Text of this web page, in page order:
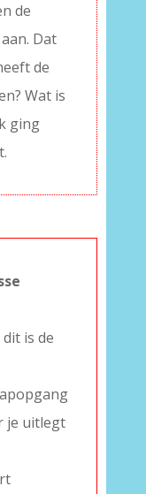
de
Dat
de
Wat is
ging
is de
je uitlegt